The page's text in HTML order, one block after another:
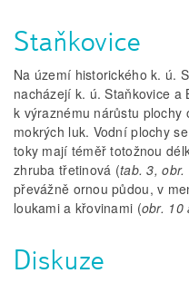
Staňkovice
Na území historického k. ú.
nacházejí k. ú. Staňkovice a
k výraznému nárůstu plochy
mokrých luk. Vodní plochy
toky mají téměř totožnou
zhruba třetinová (tab. 3, obr.
převážně ornou půdou, v
loukami a křovinami (obr. 10
Diskuze